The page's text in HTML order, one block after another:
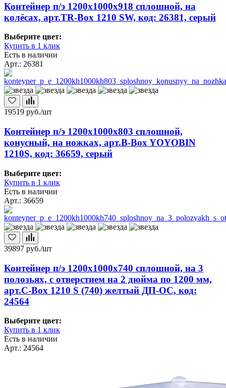
Контейнер п/э 1200х1000х918 сплошной, на
колёсах, арт.TR-Box 1210 SW, код: 26381, серый
Выберите цвет:
Купить в 1 клик
Есть в наличии
Арт.: 26381
19519 руб./шт
Контейнер п/э 1200х1000х803 сплошной,
конусный, на ножках, арт.B-Box YOYOBIN
1210S, код: 36659, серый
Выберите цвет:
Купить в 1 клик
Есть в наличии
Арт.: 36659
39897 руб./шт
Контейнер п/э 1200х1000х740 сплошной, на 3
полозьях, с отверстием на 2 дюйма по 1200 мм,
арт.C-Box 1210 S (740) желтый ДП-ОС, код:
24564
Выберите цвет:
Купить в 1 клик
Есть в наличии
Арт.: 24564